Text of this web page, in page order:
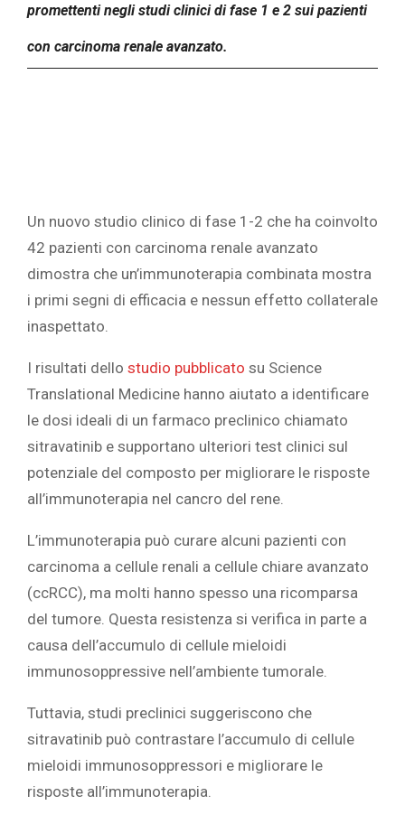
promettenti negli studi clinici di fase 1 e 2 sui pazienti
con carcinoma renale avanzato‎.
‎Un nuovo studio clinico di fase 1-2 che ha coinvolto
42 pazienti con carcinoma renale avanzato
dimostra che un’immunoterapia combinata mostra
i primi segni di efficacia e nessun effetto collaterale
inaspettato.
I risultati dello studio pubblicato su Science
Translational Medicine hanno aiutato a identificare
le dosi ideali di un farmaco preclinico chiamato
sitravatinib e supportano ulteriori test clinici sul
potenziale del composto per migliorare le risposte
all’immunoterapia nel cancro del rene.
L’immunoterapia può curare alcuni pazienti con
carcinoma a cellule renali a cellule chiare avanzato
(ccRCC), ma molti hanno spesso una ricomparsa
del tumore. Questa resistenza si verifica in parte a
causa dell’accumulo di cellule mieloidi
immunosoppressive nell’ambiente tumorale.
Tuttavia, studi preclinici suggeriscono che
sitravatinib può contrastare l’accumulo di cellule
mieloidi immunosoppressori e migliorare le
risposte all’immunoterapia.